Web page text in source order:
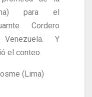
para el
Cordero
Y
el conteo.
(Lima)